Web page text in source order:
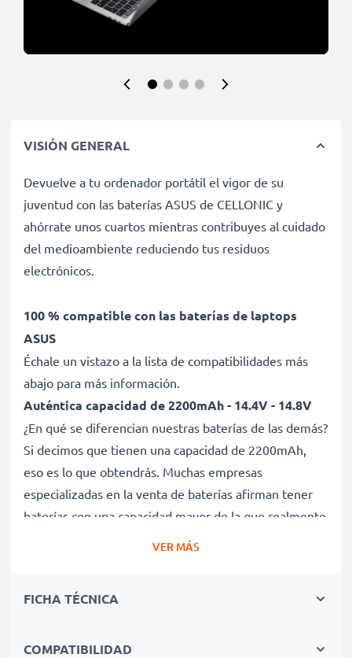
VISIÓN GENERAL
Devuelve a tu ordenador portátil el vigor de su
juventud con las baterías ASUS de CELLONIC y
ahórrate unos cuartos mientras contribuyes al cuidado
del medioambiente reduciendo tus residuos
electrónicos.
100 % compatible con las baterías de laptops
ASUS
Échale un vistazo a la lista de compatibilidades más
abajo para más información.
Auténtica capacidad de 2200mAh - 14.4V - 14.8V
¿En qué se diferencian nuestras baterías de las demás?
Si decimos que tienen una capacidad de 2200mAh,
eso es lo que obtendrás. Muchas empresas
especializadas en la venta de baterías afirman tener
baterías con una capacidad mayor de la que realmente
tienen. Esta batería tiene una capacidad de 2200mAh,
Nuestras baterías de repuesto ofrecen un alto
ciclos de carga, así como tiempos de funcionamiento
VER MÁS
FICHA TÉCNICA
COMPATIBILIDAD